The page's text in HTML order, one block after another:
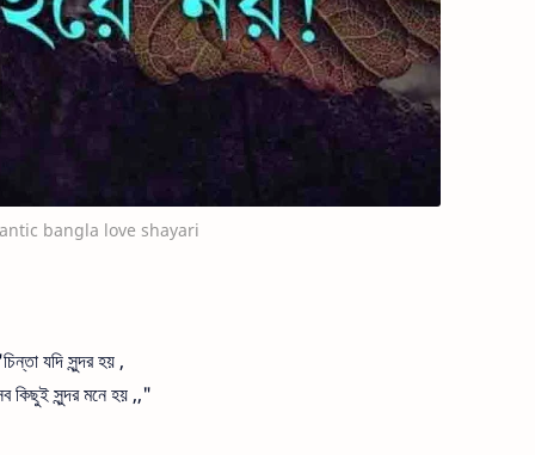
bangla love shayari
যদি সুন্দর হয় ,
কিছুই সুন্দর মনে হয় ,,"